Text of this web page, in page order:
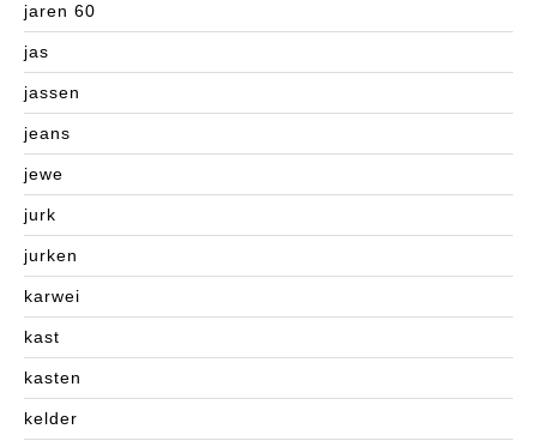
jaren 60
jas
jassen
jeans
jewe
jurk
jurken
karwei
kast
kasten
kelder